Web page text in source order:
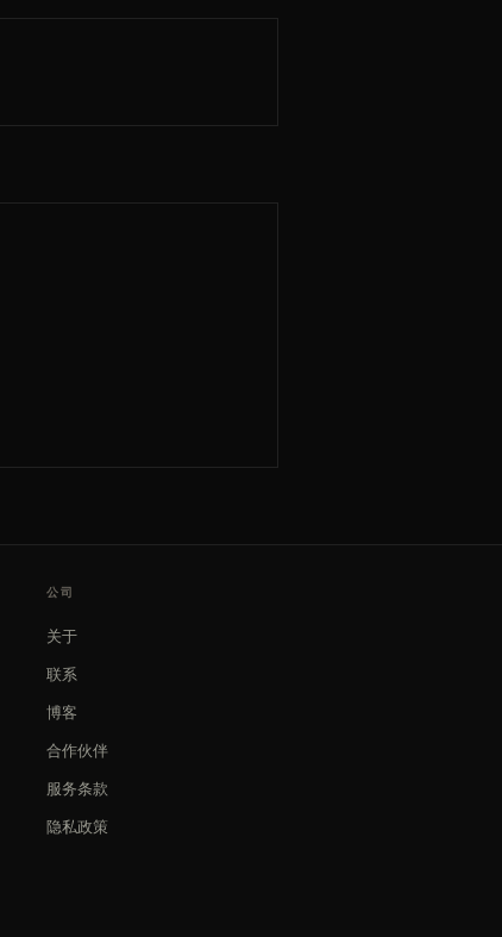
公司
关于
联系
博客
合作伙伴
服务条款
隐私政策